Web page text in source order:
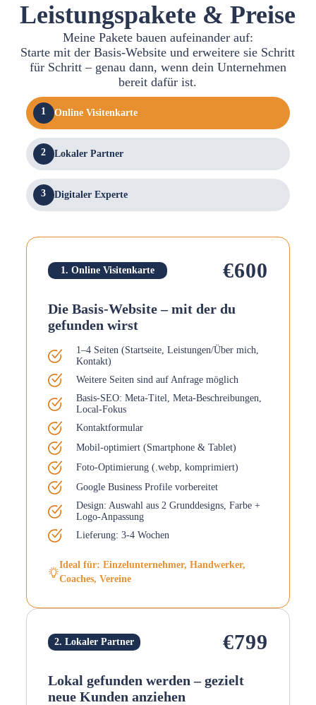
Leistungspakete & Preise
Meine Pakete bauen aufeinander auf:
Starte mit der Basis-Website und erweitere sie Schritt
für Schritt – genau dann, wenn dein Unternehmen
bereit dafür ist.
1 Online Visitenkarte
2 Lokaler Partner
3 Digitaler Experte
1. Online Visitenkarte €600
Die Basis-Website – mit der du
gefunden wirst
1–4 Seiten (Startseite, Leistungen/Über mich,
Kontakt)
Weitere Seiten sind auf Anfrage möglich
Basis-SEO: Meta-Titel, Meta-Beschreibungen,
Local-Fokus
Kontaktformular
Mobil-optimiert (Smartphone & Tablet)
Foto-Optimierung (.webp, komprimiert)
Google Business Profile vorbereitet
Design: Auswahl aus 2 Grunddesigns, Farbe +
Logo-Anpassung
Lieferung: 3-4 Wochen
Ideal für: Einzelunternehmer, Handwerker,
Coaches, Vereine
2. Lokaler Partner €799
Lokal gefunden werden – gezielt
neue Kunden anziehen